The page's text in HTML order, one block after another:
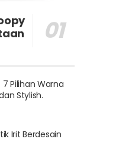
7 Pilihan Warna
Stylish.
Irit Berdesain